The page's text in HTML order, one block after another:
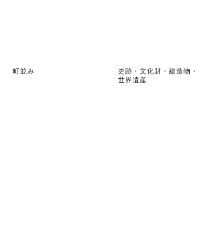
町並み
史跡・文化財・建造物・
世界遺産